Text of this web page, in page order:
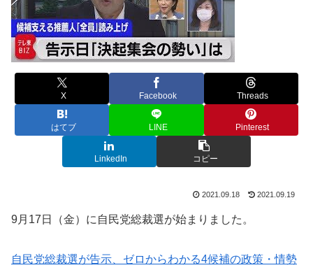
X Facebook Threads
はてブ LINE Pinterest
LinkedIn コピー
2021.09.18 2021.09.19
9月17日（金）に自民党総裁選が始まりました。
自民党総裁選が告示、ゼロからわかる4候補の政策・情勢